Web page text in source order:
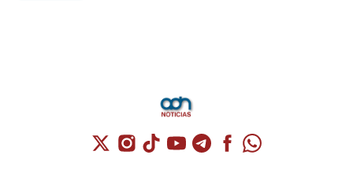
Cuenta de X / Twitter (se abre en una
Cuenta de Instagram (se abre en una
Cuenta de TikTok (se abre en
Cuenta de YouTube (se abre
Cuenta de Telegram (se
Cuenta de
Cuenta de